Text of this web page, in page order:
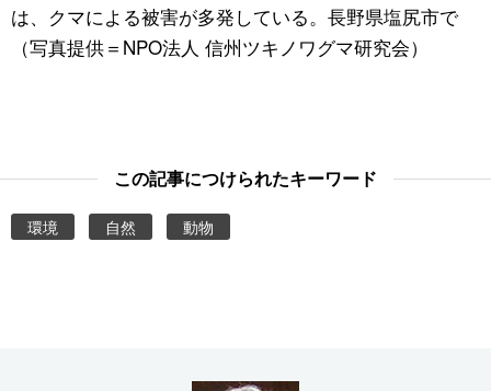
は、クマによる被害が多発している。長野県塩尻市で
（写真提供＝NPO法人 信州ツキノワグマ研究会）
この記事につけられたキーワード
環境 自然 動物